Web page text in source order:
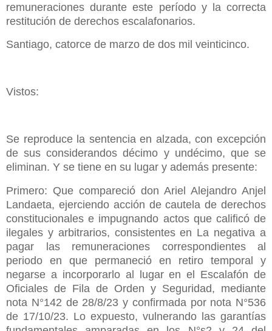
remuneraciones durante este período y la correcta
restitución de derechos escalafonarios.
Santiago, catorce de marzo de dos mil veinticinco.
Vistos:
Se reproduce la sentencia en alzada, con excepción
de sus considerandos décimo y undécimo, que se
eliminan. Y se tiene en su lugar y además presente:
Primero: Que compareció don Ariel Alejandro Anjel
Landaeta, ejerciendo acción de cautela de derechos
constitucionales e impugnando actos que calificó de
ilegales y arbitrarios, consistentes en La negativa a
pagar las remuneraciones correspondientes al
periodo en que permaneció en retiro temporal y
negarse a incorporarlo al lugar en el Escalafón de
Oficiales de Fila de Orden y Seguridad, mediante
nota N°142 de 28/8/23 y confirmada por nota N°536
de 17/10/23. Lo expuesto, vulnerando las garantías